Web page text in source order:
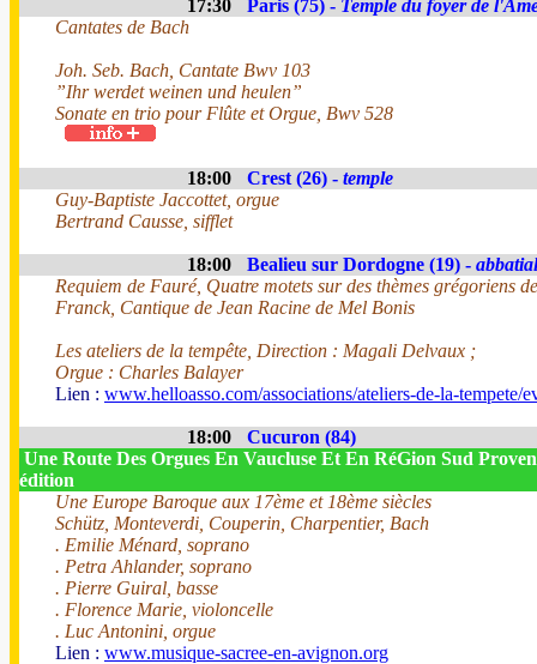
17:30 Paris (75) - Temple du foyer de
Cantates de Bach
Joh. Seb. Bach, Cantate Bwv 103
”Ihr werdet weinen und heulen”
Sonate en trio pour Flûte et Orgue, Bwv 528
18:00 Crest (26) - temple
Guy-Baptiste Jaccottet, orgue
Bertrand Causse, sifflet
18:00 Bealieu sur Dordogne (19) -
Requiem de Fauré, Quatre motets sur des thèmes grégoriens
Franck, Cantique de Jean Racine de Mel Bonis
Les ateliers de la tempête, Direction : Magali Delvaux ;
Orgue : Charles Balayer
Lien : www.helloasso.com/associations/ateliers-de-la-tempete/
18:00
Cucuron (84)
Une Route Des Orgues En Vaucluse Et En RéGion Sud
édition
Une Europe Baroque aux 17ème et 18ème siècles
Schütz, Monteverdi, Couperin, Charpentier, Bach
. Emilie Ménard, soprano
. Petra Ahlander, soprano
. Pierre Guiral, basse
. Florence Marie, violoncelle
. Luc Antonini, orgue
Lien : www.musique-sacree-en-avignon.org